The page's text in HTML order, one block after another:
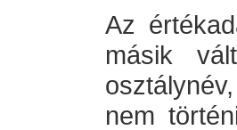
Az
másik
nem